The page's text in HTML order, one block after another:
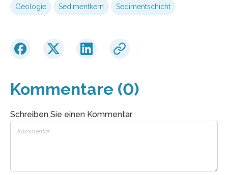
Geologie Sedimentkern Sedimentschicht
Kommentare (0)
Schreiben Sie einen Kommentar